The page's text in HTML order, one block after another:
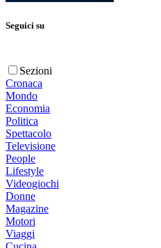
Seguici su
Sezioni
Cronaca
Mondo
Economia
Politica
Spettacolo
Televisione
People
Lifestyle
Videogiochi
Donne
Magazine
Motori
Viaggi